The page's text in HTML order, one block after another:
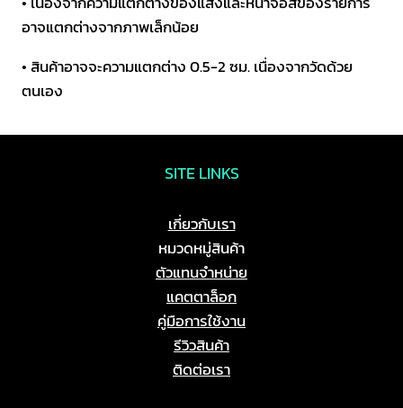
อาจแตกต่างจากภาพเล็กน้อย
• สินค้าอาจจะความแตกต่าง 0.5-2 ซม. เนื่องจากวัดด้วย
ตนเอง
SITE LINKS
เกี่ยวกับเรา
หมวดหมู่สินค้า
ตัวแทนจำหน่าย
แคตตาล็อก
คู่มือการใช้งาน
รีวิวสินค้า
ติดต่อเรา